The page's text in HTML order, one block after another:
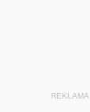
REKLAMA